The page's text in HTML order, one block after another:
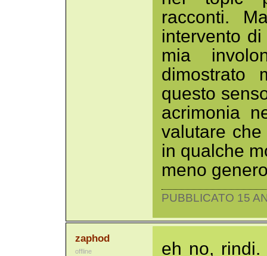
racconti.
intervento
mia
dimostrato
questo
acrimonia
valutare
in qualche
meno
PUBBLICATO 15
zaphod
offline eh no,